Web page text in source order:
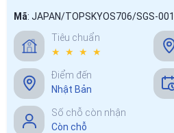
Mã: JAPAN/TOPSKYOS706/SGS-001
Tiêu chuẩn
★ ★ ★ ★
Điểm đến
Nhật Bản
Số chỗ còn nhận
Còn chỗ